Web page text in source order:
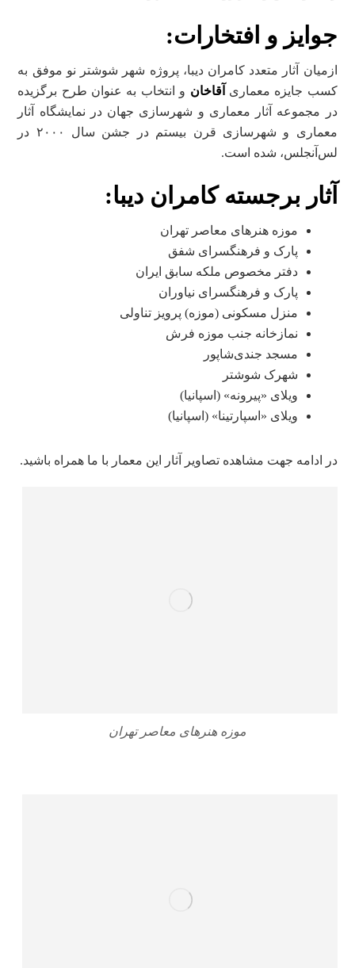
جوایز و افتخارات:
ازمیان آثار متعدد کامران دیبا، پروژه شهر شوشتر نو موفق به
کسب جایزه معماری آقاخان و انتخاب به عنوان طرح برگزیده
در مجموعه آثار معماری و شهرسازی جهان در نمایشگاه آثار
معماری و شهرسازی قرن بیستم در جشن سال ۲۰۰۰ در
لس‌آنجلس، شده است.
آثار برجسته کامران دیبا:
موزه هنرهای معاصر تهران
پارک و فرهنگسرای شفق
دفتر مخصوص ملکه سابق ایران
پارک و فرهنگسرای نیاوران
منزل مسکونی (موزه) پرویز تناولی
نمازخانه جنب موزه فرش
مسجد جندی‌شاپور
شهرک شوشتر
ویلای «پیرونه» (اسپانیا)
ویلای «اسپارتینا» (اسپانیا)
در ادامه جهت مشاهده تصاویر آثار این معمار با ما همراه باشید.
موزه هنرهای معاصر تهران